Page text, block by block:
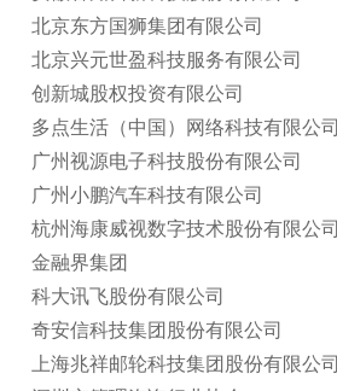
北京东方国狮集团有限公司
北京兴元世盈科技服务有限公司
创新城股权投资有限公司
多点生活（中国）网络科技有限公司
广州视源电子科技股份有限公司
广州小鹏汽车科技有限公司
杭州海康威视数字技术股份有限公司
金融界集团
科大讯飞股份有限公司
奇安信科技集团股份有限公司
上海兆祥邮轮科技集团股份有限公司